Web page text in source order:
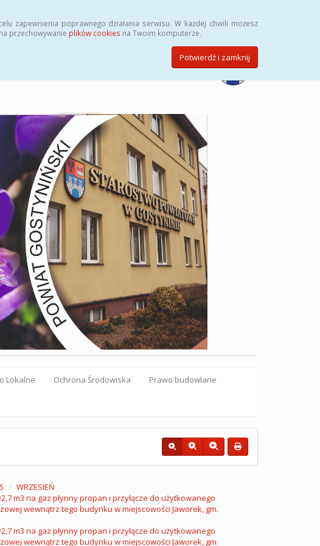
zapewnienia poprawnego działania serwisu. W każdej chwili możesz
przechowywanie plików cookies na Twoim komputerze.
Potwierdź i zamknij
Lokalne Ochrona Środowiska Prawo budowlane
WRZESIEŃ
m3 na gaz płynny propan i przyłącze do użytkowanego
wewnątrz tego budynku w miejscowości Jaworek, gm.
m3 na gaz płynny propan i przyłącze do użytkowanego
wewnątrz tego budynku w miejscowości Jaworek, gm.